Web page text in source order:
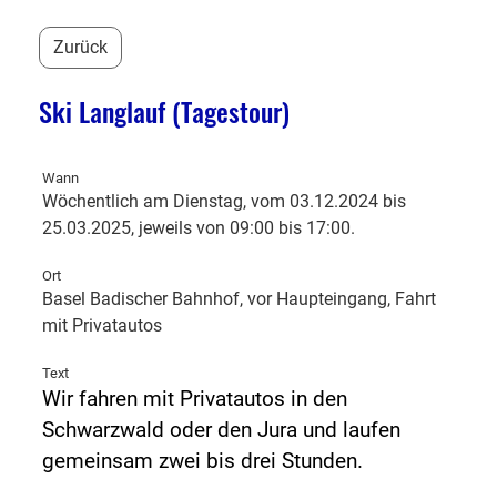
Zurück
Ski Langlauf (Tagestour)
Wann
Wöchentlich am Dienstag, vom 03.12.2024 bis
25.03.2025, jeweils von 09:00 bis 17:00.
Ort
Basel Badischer Bahnhof, vor Haupteingang, Fahrt
mit Privatautos
Text
Wir fahren mit Privatautos in den
Schwarzwald oder den Jura und laufen
gemeinsam zwei bis drei Stunden.